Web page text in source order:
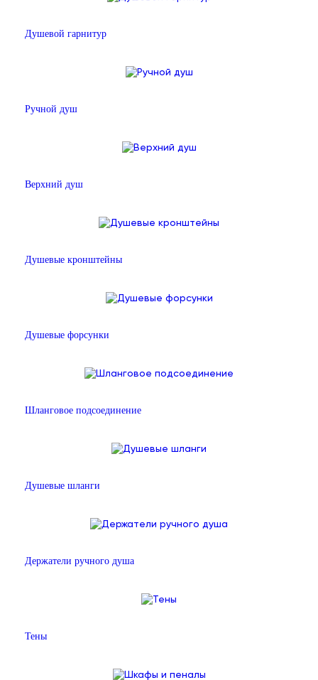
Душевой гарнитур
Ручной душ
Верхний душ
Душевые кронштейны
Душевые форсунки
Шланговое подсоединение
Душевые шланги
Держатели ручного душа
Тены